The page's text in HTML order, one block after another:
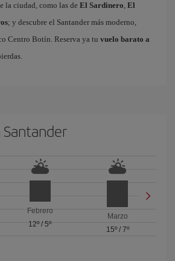
la ciudad, como las de El Sardinero, El
; y descubre el Santander más moderno,
Centro Botín. Reserva ya tu vuelo barato a
Febrero
12º/ 5º
Marzo
15º/ 7º